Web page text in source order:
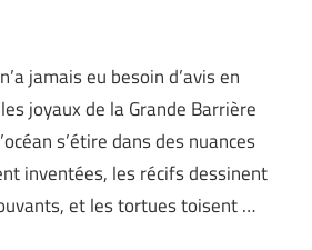
jamais eu besoin d’avis en
joyaux de la Grande Barrière
s’étire dans des nuances
inventées, les récifs dessinent
et les tortues toisent …